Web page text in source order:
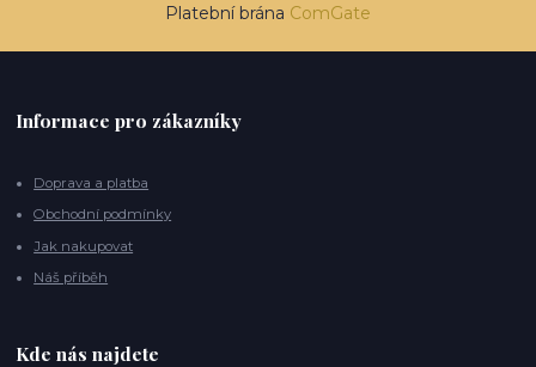
Platební brána ComGate
Informace pro zákazníky
Doprava a platba
Obchodní podmínky
Jak nakupovat
Náš příběh
Kde nás najdete